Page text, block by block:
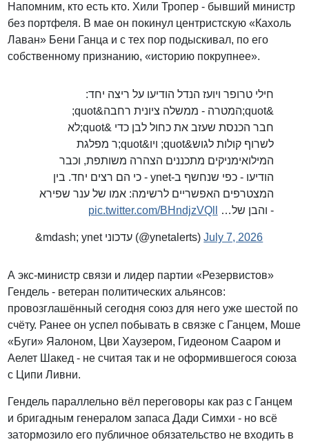
Напомним, кто есть кто. Хили Тропер - бывший министр
без портфеля. В мае он покинул центристскую «Кахоль
Лаван» Бени Ганца и с тех пор подыскивал, по его
собственному признанию, «историю покрупнее».
חילי טרופר ויועז הנדל הודיעו על ריצה יחד:
&quot;המטרה - ממשלה ציונית רחבה&quot;
חבר הכנסת שעזב את כחול לבן כדי &quot;לא
לשרוף קולות לגוש&quot; ויו&quot;ר מפלגת
המילואימניקים מתכננים הצהרה משותפת, וכבר
הודיעו - כפי שנחשף ב-ynet - כי הם רצים יחד. בין
המצטרפים האפשריים לרשימה: אמו של ענר שפירא
- והבן של…
pic.twitter.com/BHndjzVQll
&mdash; ynet עדכוני (@ynetalerts)July 7, 2026
А экс-министр связи и лидер партии «Резервистов»
Гендель - ветеран политических альянсов:
провозглашённый сегодня союз для него уже шестой по
счёту. Ранее он успел побывать в связке с Ганцем, Моше
«Буги» Яалоном, Цви Хаузером, Гидеоном Сааром и
Аелет Шакед - не считая так и не оформившегося союза
с Ципи Ливни.
Гендель параллельно вёл переговоры как раз с Ганцем
и бригадным генералом запаса Дади Симхи - но всё
затормозило его публичное обязательство не входить в